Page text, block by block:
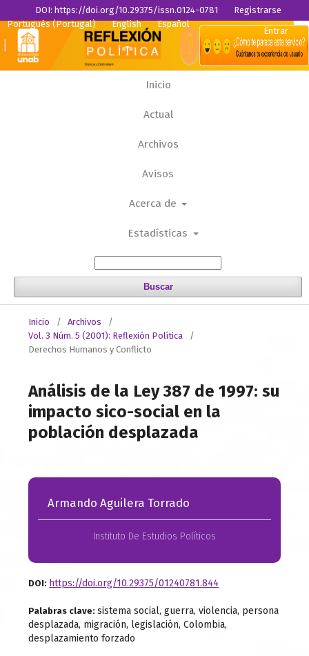
Inicio
Actual
Archivos
Avisos
Acerca de
Estadísticas
Buscar
Portugués (Portugal) English Español
DOI: https://doi.org/10.29375/issn.0124-0781
Registrarse
Entrar
Inicio / Archivos
/
Vol. 3 Núm. 5 (2001): Reflexión Política
/
Derechos Humanos y Conflicto
Análisis de la Ley 387 de 1997: su
impacto sico-social en la
población desplazada
Armando Aguilera Torrado
Instituto De Estudios Políticos
DOI: https://doi.org/10.29375/01240781.844
Palabras clave:sistema social, guerra, violencia, persona
desplazada, migración, legislación, Colombia,
desplazamiento forzado